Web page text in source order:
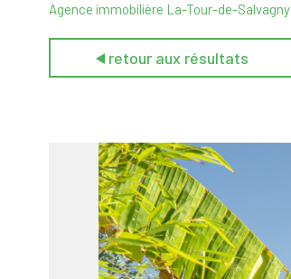
Agence immobilière La-Tour-de-Salvagny
retour aux résultats